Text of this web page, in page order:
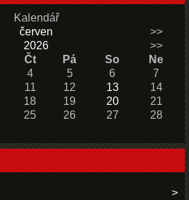
Kalendář
červen
>>
2026
>>
Čt Pá So
Ne
4 5 6
7
11 12 13
14
18 19 20
21
25 26 27
28